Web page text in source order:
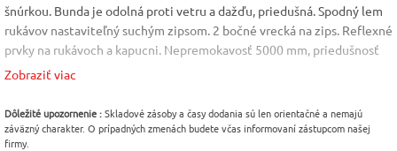
šnúrkou. Bunda je odolná proti vetru a dažďu, priedušná. Spodný lem
rukávov nastaviteľný suchým zipsom. 2 bočné vrecká na zips. Reflexné
prvky na rukávoch a kapucni. Nepremokavosť 5000 mm, priedušnosť
2000 g/m2/24 h. Materiál: softshell, 100 % polyester, priedušná
Farba
Červená [07]
Veľkosť
L
Pohlavie
Pánske
Zobraziť viac
Dôležité upozornenie :Skladové zásoby a časy dodania sú len orientačné a nemajú
záväzný charakter. O prípadných zmenách budete včas informovaní zástupcom našej
firmy.